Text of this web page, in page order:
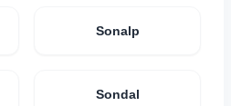
Sonalp
Sondal